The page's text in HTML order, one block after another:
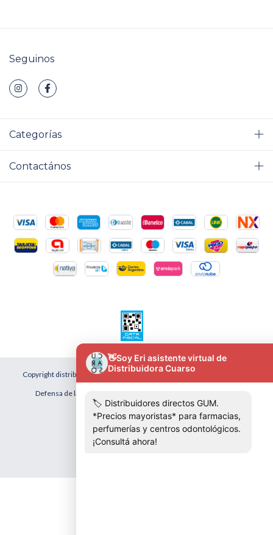
Seguinos
Categorías
Contactános
Copyright distribuidora cuarso - 2026. Todos los derechos reservados.
Defensa de las y los consumidores. Para reclamos
Botón de arrepentimiento